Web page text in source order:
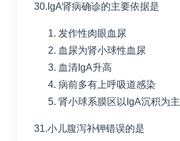
30.IgA肾病确诊的主要依据是
发作性肉眼血尿
血尿为肾小球性血尿
血清 IgA升高
病前多有上呼吸道感染
肾小球系膜区以 IgA沉积为主
31.小儿腹泻补钾错误的是